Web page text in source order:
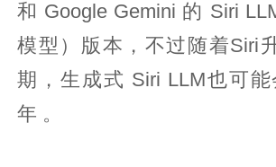
和 Google Gemini 的 Siri
模型）版本，不过随着Siri
期，生成式 Siri LLM也可
年 。